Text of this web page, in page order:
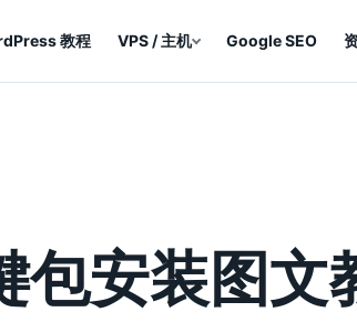
教程 VPS / 主机 Google SEO
安装图文